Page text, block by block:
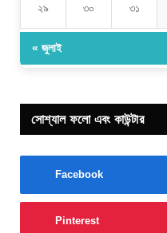
২৯ ৩০ ৩১
« জুলাই
সোশ্যাল ফলো এবং কাউন্টার
Facebook
Pinterest